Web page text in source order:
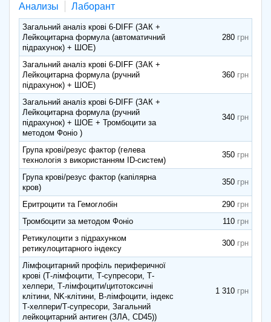
Анализы Лаборант
Загальний аналіз крові 6-DIFF (ЗАК +
Лейкоцитарна формула (автоматичний
підрахунок) + ШОЕ)
280
Загальний аналіз крові 6-DIFF (ЗАК +
Лейкоцитарна формула (ручний
підрахунок) + ШОЕ)
360
Загальний аналіз крові 6-DIFF (ЗАК +
Лейкоцитарна формула (ручний
підрахунок) + ШОЕ + Тромбоцити за
методом Фоніо )
340
Група крові/резус фактор (гелева
технологія з використанням ID-систем)
350
Група крові/резус фактор (капілярна
кров)
350
Еритроцити та Гемоглобін
290
Тромбоцити за методом Фоніо
110
Ретикулоцити з підрахунком
ретикулоцитарного індексу
300
Лімфоцитарний профіль периферичної
крові (Т-лімфоцити, Т-супресори, Т-
хелпери, Т-лімфоцити/цитотоксичні
клітини, NK-клітини, B-лімфоцити, індекс
Т-хелпери/Т-супресори, Загальний
лейкоцитарний антиген (ЗЛА, CD45))
1 310